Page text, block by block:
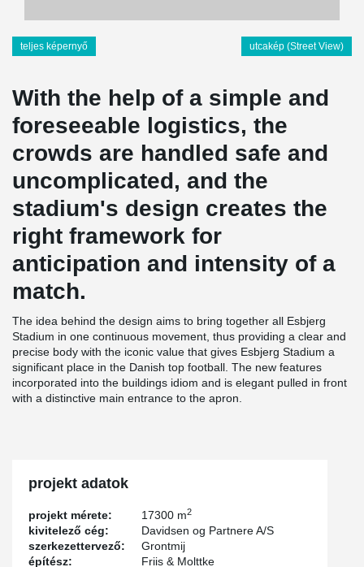
teljes képernyő utcakép (Street View)
With the help of a simple and
foreseeable logistics, the
crowds are handled safe and
uncomplicated, and the
stadium's design creates the
right framework for
anticipation and intensity of a
match.
The idea behind the design aims to bring together all Esbjerg
Stadium in one continuous movement, thus providing a clear and
precise body with the iconic value that gives Esbjerg Stadium a
significant place in the Danish top football. The new features
incorporated into the buildings idiom and is elegant pulled in front
with a distinctive main entrance to the apron.
projekt adatok
projekt mérete: 17300 m2
kivitelező cég:
Davidsen og Partnere A/S
szerkezettervező:
Grontmij
építész:
Friis & Molttke